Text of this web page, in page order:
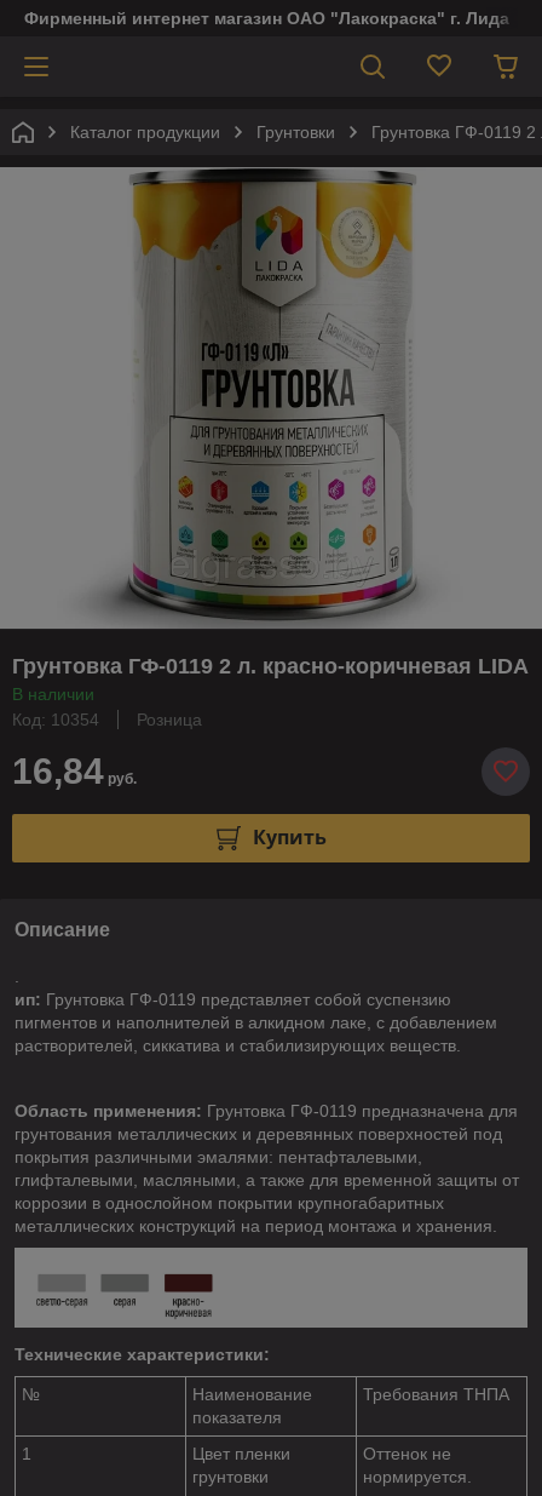
Фирменный интернет магазин ОАО "Лакокраска" г. Лида
Каталог продукции Грунтовки Грунтовка ГФ-0119
Грунтовка ГФ-0119 2 л. красно-коричневая LIDA
В наличии
Код: 10354
Розница
16,84 руб.
Купить
Описание
ип: Грунтовка ГФ-0119 представляет собой суспензию
пигментов и наполнителей в алкидном лаке, с добавлением
растворителей, сиккатива и стабилизирующих веществ.
Область применения: Грунтовка ГФ-0119 предназначена для
грунтования металлических и деревянных поверхностей под
покрытия различными эмалями: пентафталевыми,
глифталевыми, масляными, а также для временной защиты от
коррозии в однослойном покрытии крупногабаритных
металлических конструкций на период монтажа и хранения.
Технические характеристики:
№
Наименование
показателя
Требования ТНПА
1
Цвет пленки
грунтовки
Оттенок не
нормируется.